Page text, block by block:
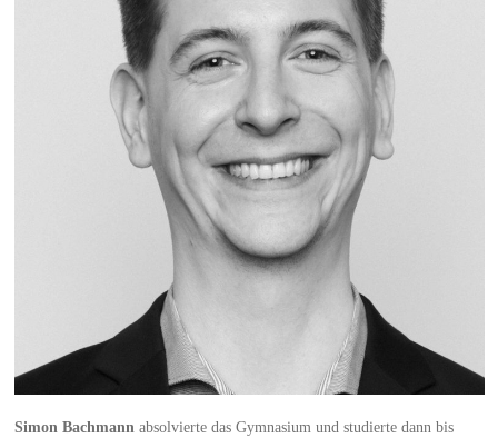
Simon Bachmann absolvierte das Gymnasium und studierte dann bis